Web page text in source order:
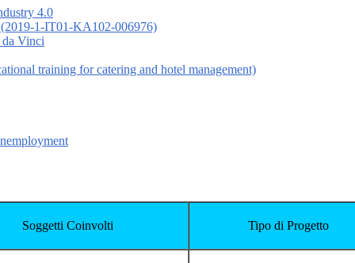
4.0
1-IT01-KA102-006976)
Vinci
training for catering and hotel management)
Soggetti Coinvolti Tipo di Progetto